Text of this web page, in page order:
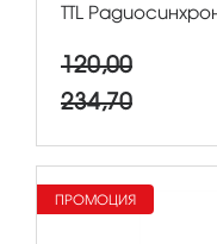
TTL
120,00
234,70
ПРОМОЦИЯ